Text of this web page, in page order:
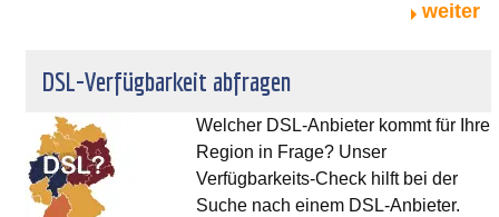
weiter
DSL-Verfügbarkeit abfragen
Welcher DSL-Anbieter kommt für Ihre
Region in Frage? Unser
Verfügbarkeits-Check hilft bei der
Suche nach einem DSL-Anbieter.